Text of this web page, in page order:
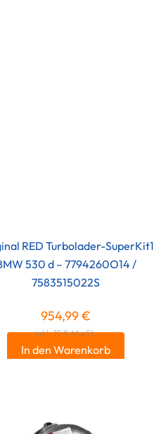
RED Turbolader-SuperKit1
530 d – 7794260O14 /
7583515022S
954,99€
inkl. 19 % MwSt.
In den Warenkorb